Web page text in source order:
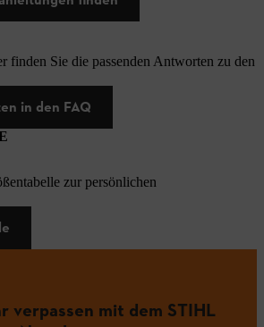
finden Sie die passenden Antworten zu den
in den FAQ
zur persönlichen
verpassen mit dem STIHL